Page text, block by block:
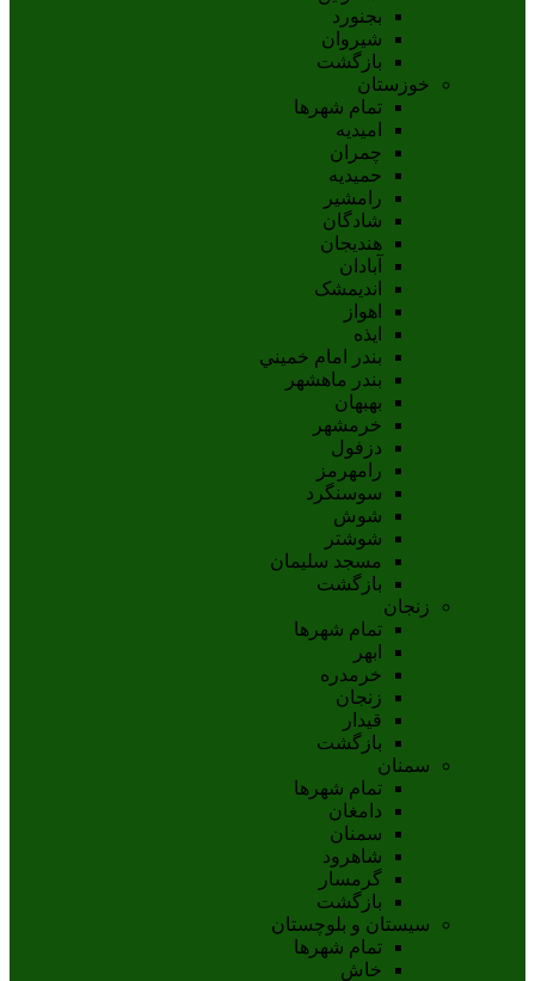
بجنورد
شيروان
بازگشت
خوزستان
تمام شهر‌ها
امیدیه
چمران
حمیدیه
رامشیر
شادگان
هندیجان
آبادان
انديمشک
اهواز
ايذه
بندر امام خميني
بندر ماهشهر
بهبهان
خرمشهر
دزفول
رامهرمز
سوسنگرد
شوش
شوشتر
مسجد سليمان
بازگشت
زنجان
تمام شهر‌ها
ابهر
خرمدره
زنجان
قيدار
بازگشت
سمنان
تمام شهر‌ها
دامغان
سمنان
شاهرود
گرمسار
بازگشت
سیستان و بلوچستان
تمام شهر‌ها
خاش